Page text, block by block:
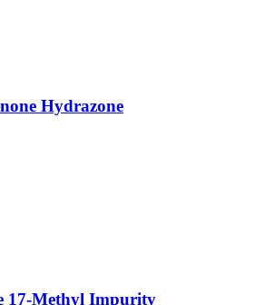
Hydrazone
17-Methyl Impurity